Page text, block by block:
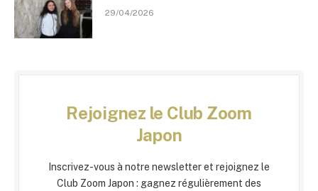
29/04/2026
Rejoignez le Club Zoom
Japon
Inscrivez-vous à notre newsletter et rejoignez le
Club Zoom Japon : gagnez régulièrement des